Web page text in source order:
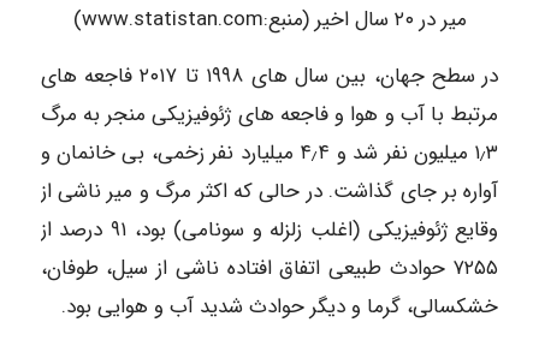
میر در ۲۰ سال اخیر (منبع:www.statistan.com)
در سطح جهان، بین سال های ۱۹۹۸ تا ۲۰۱۷ فاجعه های
مرتبط با آب و هوا و فاجعه های ژئوفیزیکی منجر به مرگ
۱٫۳ میلیون نفر شد و ۴٫۴ میلیارد نفر زخمی، بی خانمان و
آواره بر جای گذاشت. در حالی که اکثر مرگ و میر ناشی از
وقایع ژئوفیزیکی (اغلب زلزله و سونامی) بود، ۹۱ درصد از
۷۲۵۵ حوادث طبیعی اتفاق افتاده ناشی از سیل، طوفان،
خشکسالی، گرما و دیگر حوادث شدید آب و هوایی بود.